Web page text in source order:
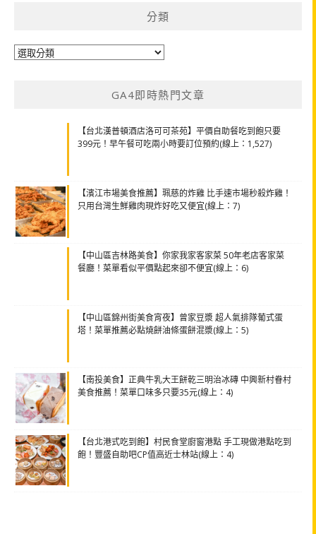
分類
分
GA4即時熱門文章
【台北漢普頓酒店洛可可茶苑】平價自助餐吃到飽只要
399元！早午餐可吃兩小時要訂位預約(線上：1,527)
【濱江市場美食推薦】珮慈的炸雞 比手速市場秒殺炸雞！
只用台灣生鮮雞肉現炸好吃又便宜(線上：7)
【中山區吉林路美食】你家我家客家菜 50年老店客家菜
餐廳！菜單看似平價點起來卻不便宜(線上：6)
【中山區錦州街美食宵夜】曾家豆漿 超人氣排隊葡式蛋
塔！菜單推薦必點燒餅油條蛋餅混漿(線上：5)
【南投美食】正典牛乳大王餅乾三明治冰磚 中興新村眷村
美食推薦！菜單口味多只要35元(線上：4)
【台北港式吃到飽】村民食堂廚窗港點 手工現做港點吃到
飽！豐盛自助吧CP值高近士林站(線上：4)